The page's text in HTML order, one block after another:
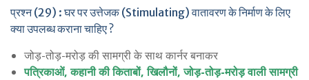
प्रश्न (29) : घर पर उत्तेजक (Stimulating) वातावरण के निर्माण के लिए
क्या उपलब्ध कराना चाहिए ?
जोड़-तोड़-मरोड़ की सामग्री के साथ कार्नर बनाकर
पत्रिकाओं, कहानी की किताबों, खिलौनों, जोड़-तोड़-मरोड़ वाली सामग्री